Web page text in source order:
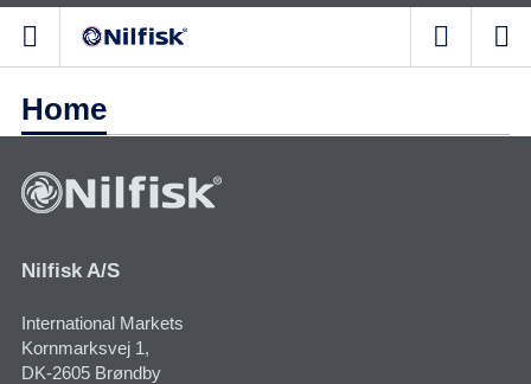
Home
Nilfisk A/S
International Markets
Kornmarksvej 1​,
DK-2605 Brøndby